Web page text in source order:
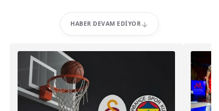
HABER DEVAM EDIYOR